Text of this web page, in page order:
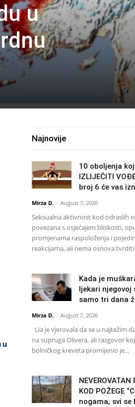
u
u
Najnovije
10 oboljenja
IZLIJEČITI
broj 6 će vas
Mirza D. - August 7, 2026
Seksualna aktivnost kod odraslih
povezana s osjećajem bliskosti,
promjenama raspoloženja i
reakcijama, ali nema osnova tvrditi
Kada je
ljekari
samo tri dana
Mirza D. - August 7, 2026
Lia je vjerovala da se u najtežim
na supruga Olivera, ali razgovor
bolničkog kreveta promijenio je...
NEVEROVATAN
KOD POŽEGE
nogama, svi se